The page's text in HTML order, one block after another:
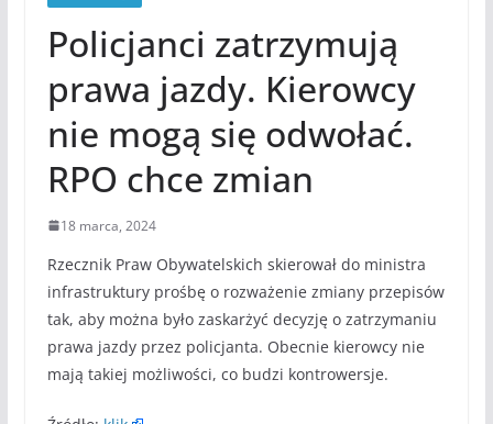
Policjanci zatrzymują
prawa jazdy. Kierowcy
nie mogą się odwołać.
RPO chce zmian
18 marca, 2024
Rzecznik Praw Obywatelskich skierował do ministra
infrastruktury prośbę o rozważenie zmiany przepisów
tak, aby można było zaskarżyć decyzję o zatrzymaniu
prawa jazdy przez policjanta. Obecnie kierowcy nie
mają takiej możliwości, co budzi kontrowersje.